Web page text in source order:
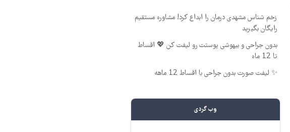
زخم شناس مشهدی درمان را ابداع کرد! مشاوره مستقیم
رایگان بگیرید
بدون جراحی و بیهوشی پوستت رو لیفت کن 💖 اقساط
تا 12 ماه
✨ لیفت صورت بدون جراحی با اقساط 12 ماهه
وب گردی